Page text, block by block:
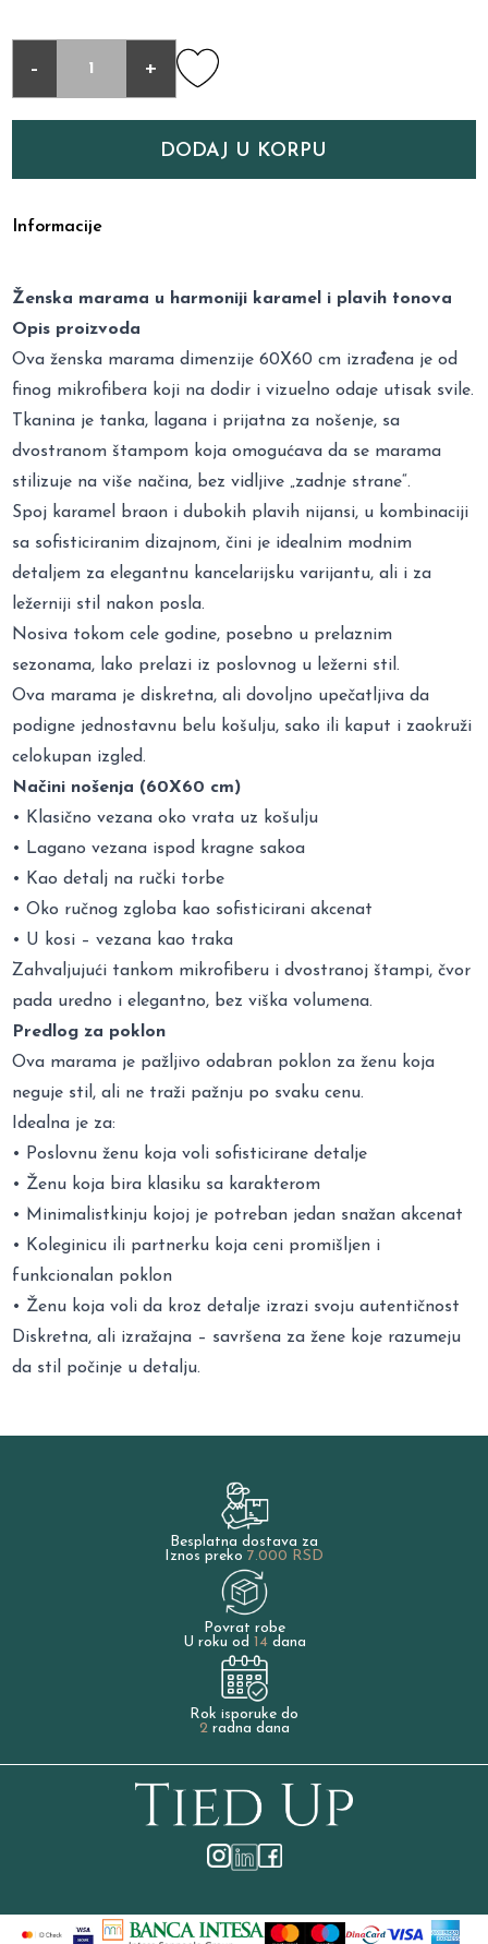
- +
DODAJ U KORPU
Informacije
Ženska marama u harmoniji karamel i plavih tonova
Opis proizvoda
Ova ženska marama dimenzije 60X60 cm izrađena je od
finog mikrofibera koji na dodir i vizuelno odaje utisak svile.
Tkanina je tanka, lagana i prijatna za nošenje, sa
dvostranom štampom koja omogućava da se marama
stilizuje na više načina, bez vidljive „zadnje strane“.
Spoj karamel braon i dubokih plavih nijansi, u kombinaciji
sa sofisticiranim dizajnom, čini je idealnim modnim
detaljem za elegantnu kancelarijsku varijantu, ali i za
ležerniji stil nakon posla.
Nosiva tokom cele godine, posebno u prelaznim
sezonama, lako prelazi iz poslovnog u ležerni stil.
Ova marama je diskretna, ali dovoljno upečatljiva da
podigne jednostavnu belu košulju, sako ili kaput i zaokruži
celokupan izgled.
Načini nošenja (60X60 cm)
• Klasično vezana oko vrata uz košulju
• Lagano vezana ispod kragne sakoa
• Kao detalj na ručki torbe
• Oko ručnog zgloba kao sofisticirani akcenat
• U kosi – vezana kao traka
Zahvaljujući tankom mikrofiberu i dvostranoj štampi, čvor
pada uredno i elegantno, bez viška volumena.
Predlog za poklon
Ova marama je pažljivo odabran poklon za ženu koja
neguje stil, ali ne traži pažnju po svaku cenu.
Idealna je za:
• Poslovnu ženu koja voli sofisticirane detalje
• Ženu koja bira klasiku sa karakterom
• Minimalistkinju kojoj je potreban jedan snažan akcenat
• Koleginicu ili partnerku koja ceni promišljen i
funkcionalan poklon
• Ženu koja voli da kroz detalje izrazi svoju autentičnost
Diskretna, ali izražajna – savršena za žene koje razumeju
da stil počinje u detalju.
Besplatna dostava za
Iznos preko 7.000 RSD
Povrat robe
U roku od 14dana
Rok isporuke do
2radna dana